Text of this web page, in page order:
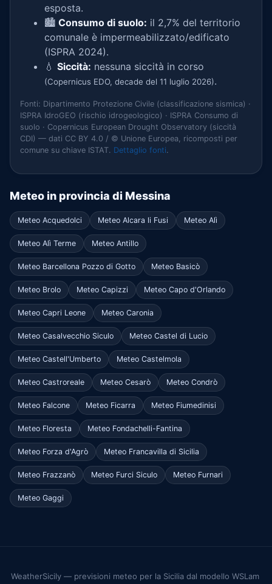
esposta.
🏙️ Consumo di suolo: il 2,7% del territorio
comunale è impermeabilizzato/edificato
(ISPRA 2024).
💧 Siccità: nessuna siccità in corso
(Copernicus EDO, decade del 11 luglio 2026).
Fonti: Dipartimento Protezione Civile (classificazione sismica) ·
ISPRA IdroGEO (rischio idrogeologico) · ISPRA Consumo di
suolo · Copernicus European Drought Observatory (siccità
CDI) — dati CC BY 4.0 / © Unione Europea, ricomposti per
comune su chiave ISTAT. Dettaglio fonti.
Meteo in provincia di Messina
Meteo Acquedolci Meteo Alcara li Fusi Meteo Alì
Meteo Alì Terme Meteo Antillo
Meteo Barcellona Pozzo di Gotto Meteo Basicò
Meteo Brolo Meteo Capizzi Meteo Capo d'Orlando
Meteo Capri Leone Meteo Caronia
Meteo Casalvecchio Siculo Meteo Castel di Lucio
Meteo Castell'Umberto Meteo Castelmola
Meteo Castroreale Meteo Cesarò Meteo Condrò
Meteo Falcone Meteo Ficarra Meteo Fiumedinisi
Meteo Floresta Meteo Fondachelli-Fantina
Meteo Forza d'Agrò Meteo Francavilla di Sicilia
Meteo Frazzanò Meteo Furci Siculo Meteo Furnari
Meteo Gaggi
WeatherSicily — previsioni meteo per la Sicilia dal modello WSLam